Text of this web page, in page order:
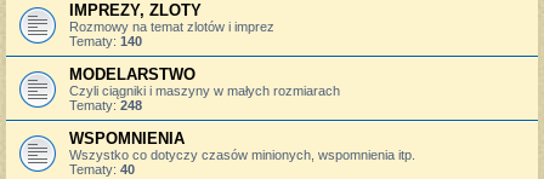
IMPREZY, ZLOTY
Rozmowy na temat zlotów i imprez
Tematy: 140
MODELARSTWO
Czyli ciągniki i maszyny w małych rozmiarach
Tematy: 248
WSPOMNIENIA
Wszystko co dotyczy czasów minionych, wspomnienia itp.
Tematy: 40